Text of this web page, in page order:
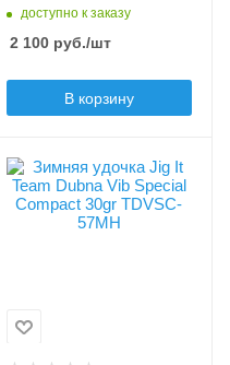
Длина удилища, м
0.57
60
до, гр
60
доступно к заказу
2 100руб./шт
В корзину
Вес удилища, гр
59
46